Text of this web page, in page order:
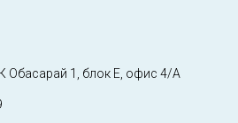
Обасарай 1, блок Е, офис 4/А